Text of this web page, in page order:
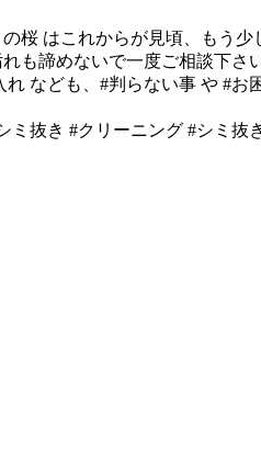
桜 はこれからが見頃、もう
も諦めないで一度ご相談下さ
なども、#判らない事 や #
抜き #クリーニング #シミ